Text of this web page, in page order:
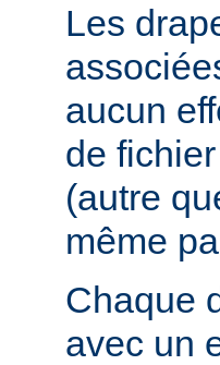
Les
aucun
de
(autre
même
Chaque
avec un